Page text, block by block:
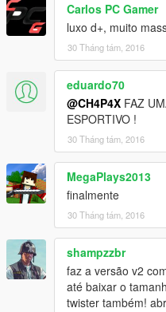
Carlos PC Gamer
luxo d+, muito
30 Tháng tám, 2016
eduardo70
@CH4P4X FAZ
ESPORTIVO !
30 Tháng tám, 2016
MegaPlays2013
finalmente
30 Tháng tám, 2016
shampzzbr
faz a versão v2
até baixar o
twister também!